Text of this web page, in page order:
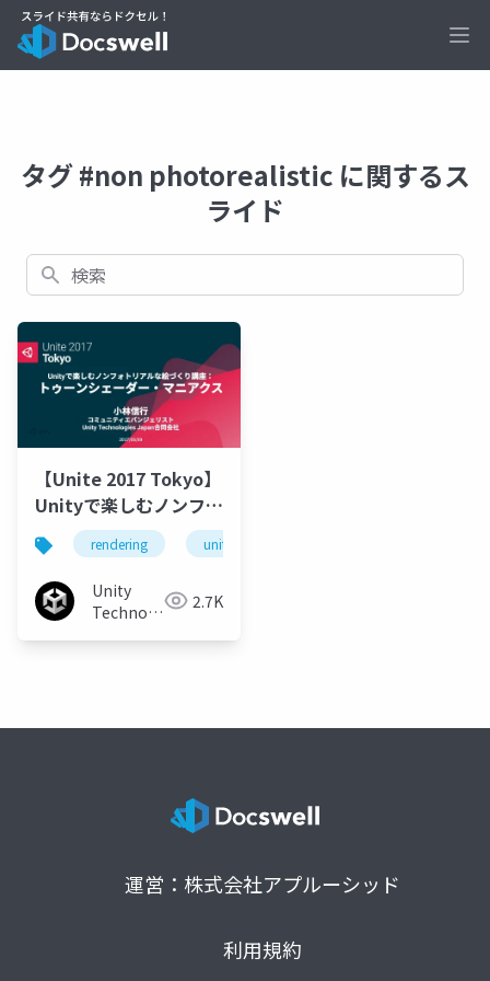
タグ #non photorealistic に関するス
ライド
検索
【Unite 2017 Tokyo】
Unityで楽しむノンフォ
トリアルな絵づくり講
座：トゥーンシェーダ
ー・マニアクス
rendering unite
Unity
Technologies 2.7K
運営：株式会社アプルーシッド
利用規約